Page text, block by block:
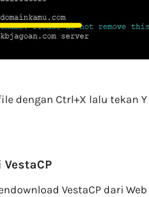
dengan Ctrl+X lalu tekan Y
VestaCP dari Web